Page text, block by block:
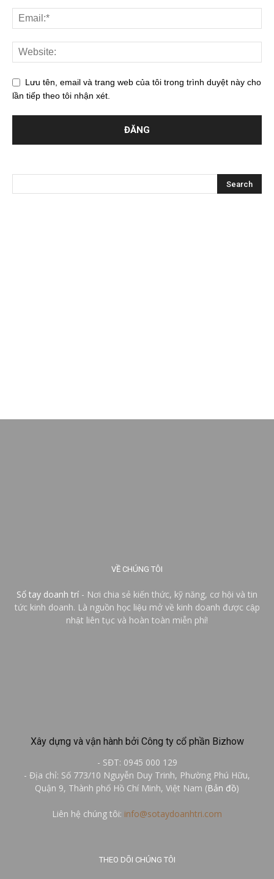
Lưu tên, email và trang web của tôi trong trình duyệt này cho
lần tiếp theo tôi nhận xét.
VỀ CHÚNG TÔI
Sổ tay doanh trí - Nơi chia sẻ kiến thức, kỹ năng, cơ hội và tin
tức kinh doanh. Là nguồn học liệu mở về kinh doanh được cập
nhật liên tục và hoàn toàn miễn phí!
Xây dựng và vận hành bởi Công ty cổ phần Bizhow
- SĐT: 0945 000 129
- Địa chỉ: Số 773/10 Nguyễn Duy Trinh, Phường Phú Hữu,
Quận 9, Thành phố Hồ Chí Minh, Việt Nam (Bản đồ)
Liên hệ chúng tôi: info@sotaydoanhtri.com
THEO DÕI CHÚNG TÔI